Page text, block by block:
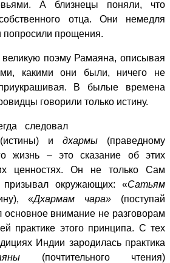
А близнецы поняли, что
отца. Они немедля
попросили прощения.
поэму Рамаяна, описывая
какими они были, ничего не
В былые времена
говорили только истину.
следовал
и дхармы (праведному
жизнь – это сказание об этих
ценностях. Он не только Сам
окружающих: «Сатьям
«Дхармам чара» (поступай
основное внимание не разговорам
практике этого принципа. С тех
Индии зародилась практика
(почтительного чтения)